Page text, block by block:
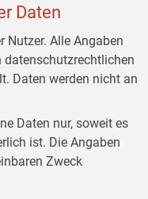
Daten
Nutzer. Alle Angaben
datenschutzrechtlichen
Daten werden nicht an
Daten nur, soweit es
ist. Die Angaben
Zweck